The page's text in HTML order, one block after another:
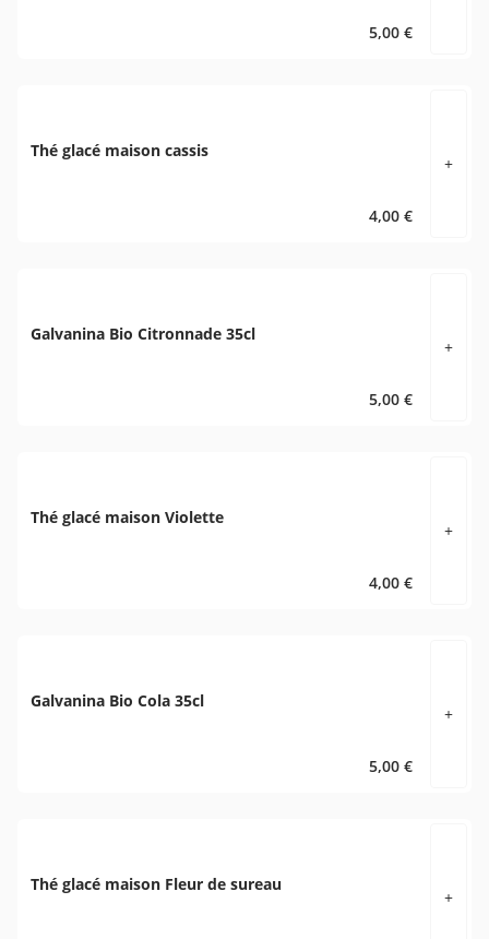
5,00 €
Thé glacé maison cassis
4,00 €
+
Galvanina Bio Citronnade 35cl
5,00 €
+
Thé glacé maison Violette
4,00 €
+
Galvanina Bio Cola 35cl
5,00 €
+
Thé glacé maison Fleur de sureau
+